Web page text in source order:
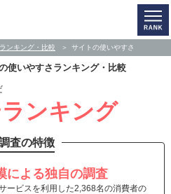
ンキング・比較 サイトの使いやすさ
使いやすさランキング・比較
ンキング
査の特徴
による独自の調査
ービスを利用した2,368名の消費者の